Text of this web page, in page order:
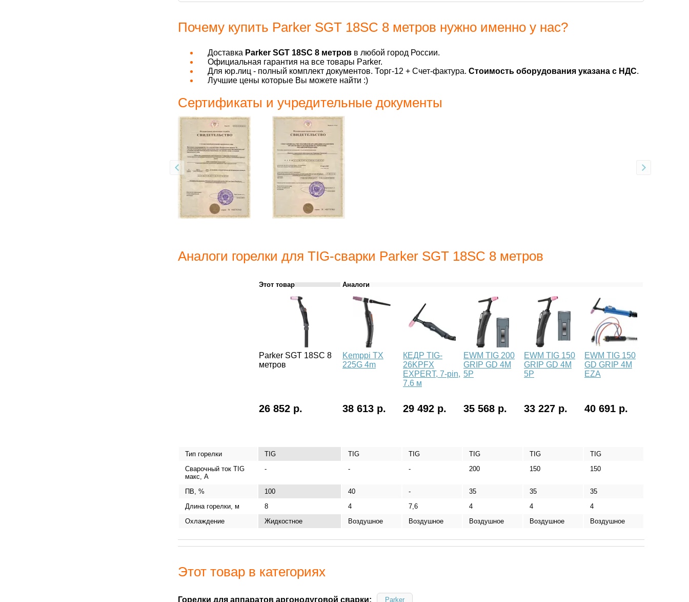
Почему купить Parker SGT 18SC 8 метров нужно именно у нас?
Доставка Parker SGT 18SC 8 метров в любой город России.
Официальная гарантия на все товары Parker.
Для юр.лиц - полный комплект документов. Торг-12 + Счет-фактура. Стоимость оборудования указана с НДС.
Лучшие цены которые Вы можете найти :)
Сертификаты и учредительные документы
Аналоги горелки для TIG-сварки Parker SGT 18SC 8 метров
Этот товар Аналоги
Parker SGT 18SC 8
метров
Kemppi TX
225G 4m
КЕДР TIG-
26KPFX
EXPERT, 7-pin,
7.6 м
EWM TIG 200
GRIP GD 4М
5Р
EWM TIG 150
GRIP GD 4M
5P
EWM TIG 150
GD GRIP 4M
EZA
26 852 р. 38 613 р. 29 492 р. 35 568 р. 33 227 р. 40 691 р.
Тип горелки TIG TIG TIG TIG TIG
TIG
Сварочный ток TIG
макс, А
- - - 200 150 150
ПВ, % 100 40 - 35 35
35
Длина горелки, м
8 4 7,6 4 4
4
Охлаждение
Жидкостное Воздушное Воздушное Воздушное Воздушное Воздушное
Этот товар в категориях
Горелки для аппаратов аргонодуговой сварки: Parker